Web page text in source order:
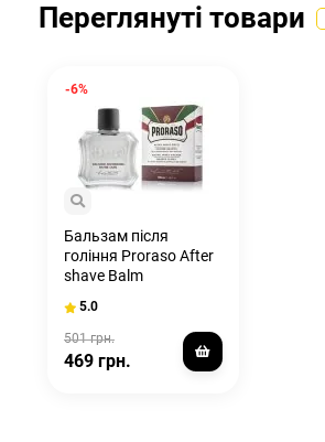
Переглянуті товари
-6%
Бальзам після
гоління Proraso After
shave Balm
Sandalwood 100ML
5.0
501 грн.
469 грн.